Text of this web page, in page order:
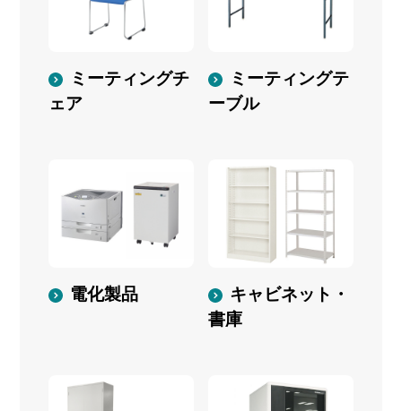
ミーティングチ
ェア
ミーティングテ
ーブル
電化製品
キャビネット・
書庫